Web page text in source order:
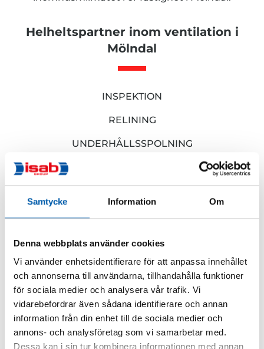
Samtycke Information Om
Denna webbplats använder cookies
Vi använder enhetsidentifierare för att anpassa innehållet
och annonserna till användarna, tillhandahålla funktioner
för sociala medier och analysera vår trafik. Vi
vidarebefordrar även sådana identifierare och annan
information från din enhet till de sociala medier och
annons- och analysföretag som vi samarbetar med.
Dessa kan i sin tur kombinera informationen med annan
Helheltspartner inom ventilation i
Mölndal
INSPEKTION
RELINING
UNDERHÅLLSSPOLNING
Ventilationsentreprenad
Vår entreprenadavdelningen fokuserar på
energieffektivisering och energirenoveringar. Vi tar
ansvar för hela processen vid såväl
ventilationsrenovering som ombyggnaden vid byte eller
komplettering av ventilationssystem.
Service & underhåll av ventilation i
Mölndal